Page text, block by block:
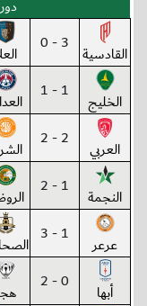
القادسية 3 - 0
الخليج 1 - 1
العربي 2 - 2
النجمة 1 - 2
عرعر 1 - 3
أبها 0 - 2